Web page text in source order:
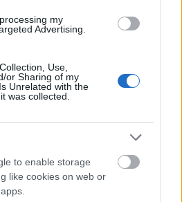
my
Advertising.
Use,
or Sharing of my
Unrelated with the
was collected.
to enable storage
like cookies on web or
megkönnyezel majd. Úgy
mondanom.